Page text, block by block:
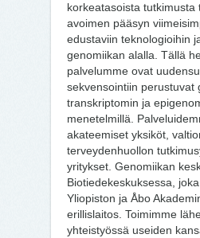
korkeatasoista tutkimusta
avoimen pääsyn
edustaviin teknologioihin
genomiikan alalla. Tällä
palvelumme ovat
sekvensointiin perustuvat
transkriptomin ja
menetelmillä.
akateemiset yksiköt,
terveydenhuollon
yritykset. Genomiikan
Biotiedekeskuksessa,
Yliopiston ja Åbo
erillislaitos. Toimimme
yhteistyössä useiden